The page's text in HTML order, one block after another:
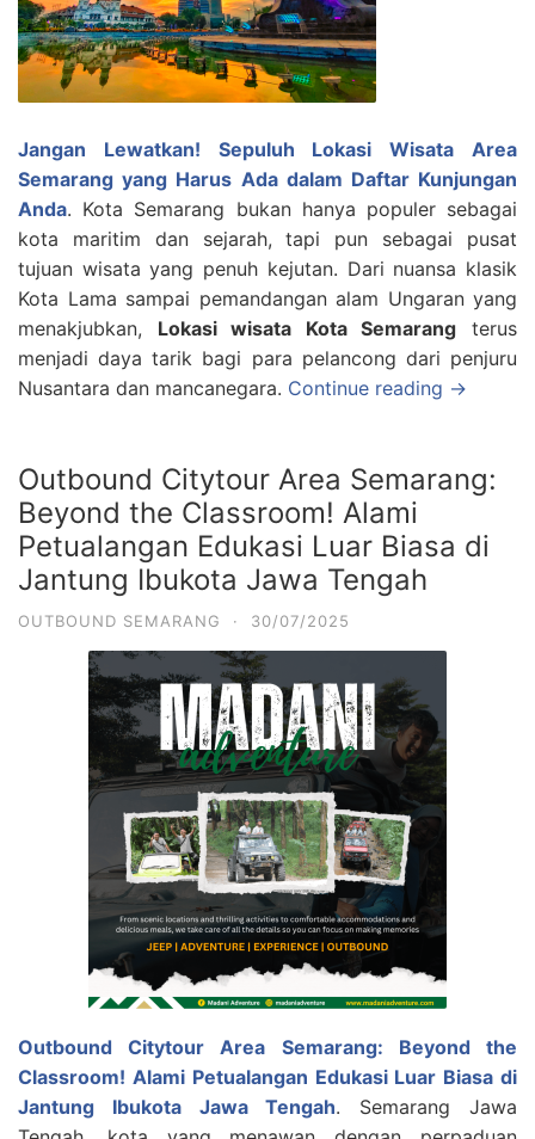
Jangan Lewatkan! Sepuluh Lokasi Wisata Area
Semarang yang Harus Ada dalam Daftar Kunjungan
Anda. Kota Semarang bukan hanya populer sebagai
kota maritim dan sejarah, tapi pun sebagai pusat
tujuan wisata yang penuh kejutan. Dari nuansa klasik
Kota Lama sampai pemandangan alam Ungaran yang
menakjubkan, Lokasi wisata Kota Semarang terus
menjadi daya tarik bagi para pelancong dari penjuru
Nusantara dan mancanegara. Continue reading →
Outbound Citytour Area Semarang:
Beyond the Classroom! Alami
Petualangan Edukasi Luar Biasa di
Jantung Ibukota Jawa Tengah
OUTBOUND SEMARANG · 30/07/2025
Outbound Citytour Area Semarang: Beyond the
Classroom! Alami Petualangan Edukasi Luar Biasa di
Jantung Ibukota Jawa Tengah. Semarang Jawa